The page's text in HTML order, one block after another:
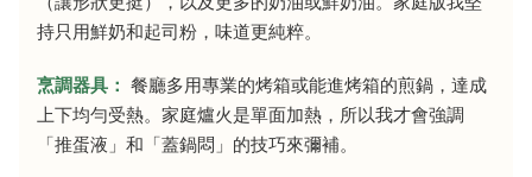
持只用鮮奶和起司粉，味道更純粹。
烹調器具： 餐廳多用專業的烤箱或能進烤箱的煎鍋，達成
上下均勻受熱。家庭爐火是單面加熱，所以我才會強調
「推蛋液」和「蓋鍋悶」的技巧來彌補。